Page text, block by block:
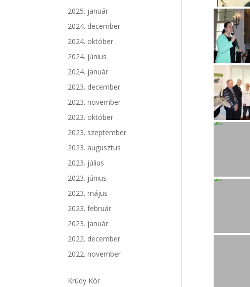
2025. január
2024. december
2024. október
2024. június
2024. január
2023. december
2023. november
2023. október
2023. szeptember
2023. augusztus
2023. július
2023. június
2023. május
2023. február
2023. január
2022. december
2022. november
Krúdy Kör